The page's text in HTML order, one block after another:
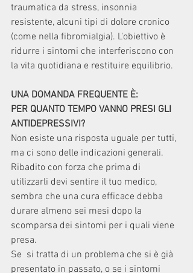
traumatica da stress, insonnia
resistente, alcuni tipi di dolore cronico
(come nella fibromialgia). L'obiettivo è
ridurre i sintomi che interferiscono con
la vita quotidiana e restituire equilibrio.
UNA DOMANDA FREQUENTE È:
PER QUANTO TEMPO VANNO PRESI GLI
ANTIDEPRESSIVI?
Non esiste una risposta uguale per tutti,
ma ci sono delle indicazioni generali.
Ribadito con forza che prima di
utilizzarli devi sentire il tuo medico,
sembra che una cura efficace debba
durare almeno sei mesi dopo la
scomparsa dei sintomi per i quali viene
presa.
Se  si tratta di un problema che si è già
presentato in passato, o se i sintomi